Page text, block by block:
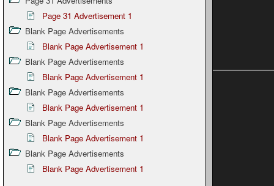
Page 31 Advertisement 1
Blank Page Advertisements
Blank Page Advertisement 1
Blank Page Advertisements
Blank Page Advertisement 1
Blank Page Advertisements
Blank Page Advertisement 1
Blank Page Advertisements
Blank Page Advertisement 1
Blank Page Advertisements
Blank Page Advertisement 1